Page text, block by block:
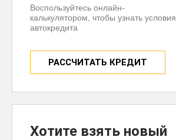
Воспользуйтесь онлайн-
калькулятором, чтобы узнать условия
автокредита
РАССЧИТАТЬ КРЕДИТ
Хотите взять новый